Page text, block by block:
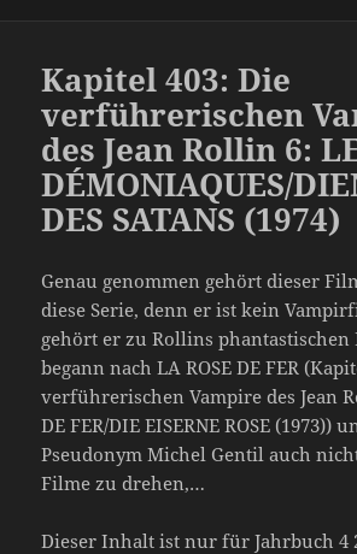
Kapitel 403: Die
verführerischen
des Jean Rollin 6:
DÉMONIAQUES/
DES SATANS (1974)
Genau genommen gehört dieser
diese Serie, denn er ist kein
gehört er zu Rollins phantastischen
begann nach LA ROSE DE FER
verführerischen Vampire des Jean
DE FER/DIE EISERNE ROSE (1973))
Pseudonym Michel Gentil auch
Filme zu drehen,…
Dieser Inhalt ist nur für Jahrbuch 4